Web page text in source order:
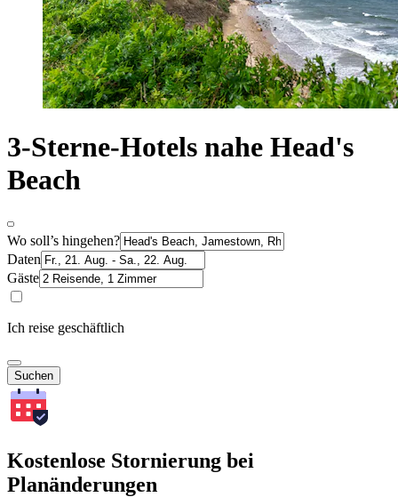
3-Sterne-Hotels nahe Head's
Beach
Wo soll’s hingehen?
Daten
Gäste
Ich reise geschäftlich
Suchen
Kostenlose Stornierung bei
Planänderungen